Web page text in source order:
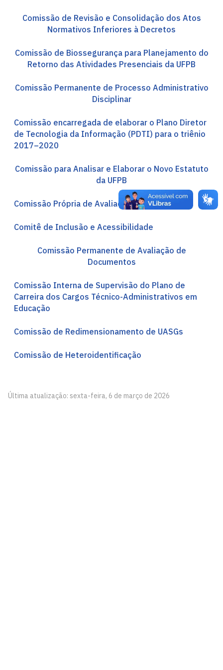
Comissão de Revisão e Consolidação dos Atos
Normativos Inferiores à Decretos
Comissão de Biossegurança para Planejamento do
Retorno das Atividades Presenciais da UFPB
Comissão Permanente de Processo Administrativo
Disciplinar
Comissão encarregada de elaborar o Plano Diretor
de Tecnologia da Informação (PDTI) para o triênio
2017–2020
Comissão para Analisar e Elaborar o Novo Estatuto
da UFPB
Comissão Própria de Avaliação
Comitê de Inclusão e Acessibilidade
Comissão Permanente de Avaliação de
Documentos
Comissão Interna de Supervisão do Plano de
Carreira dos Cargos Técnico-Administrativos em
Educação
Comissão de Redimensionamento de UASGs
Comissão de Heteroidentificação
Última atualização: sexta-feira, 6 de março de 2026